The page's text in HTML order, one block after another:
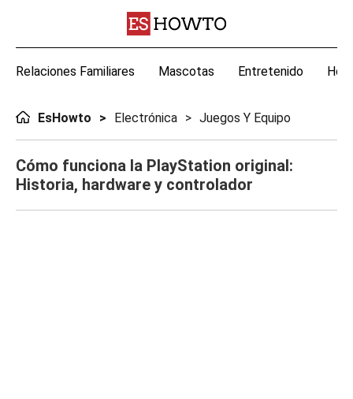
Relaciones Familiares Mascotas Entretenido
EsHowto Electrónica Juegos Y Equipo
Cómo funciona la PlayStation original:
Historia, hardware y controlador